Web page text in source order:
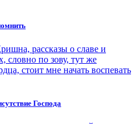
Господа